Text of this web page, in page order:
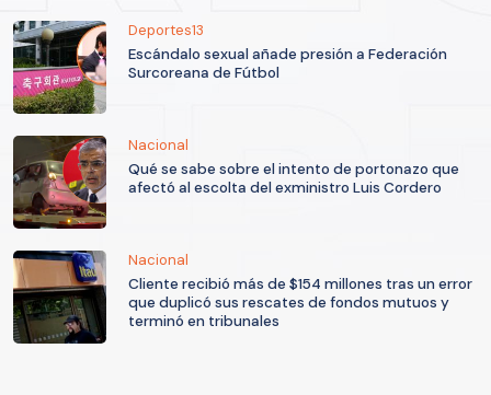
Deportes13
Escándalo sexual añade presión a Federación
Surcoreana de Fútbol
Nacional
Qué se sabe sobre el intento de portonazo que
afectó al escolta del exministro Luis Cordero
Nacional
Cliente recibió más de $154 millones tras un error
que duplicó sus rescates de fondos mutuos y
terminó en tribunales